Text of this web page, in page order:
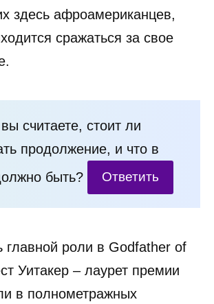
здесь афроамериканцев,
сражаться за свое
считаете, стоит ли
продолжение, и что в
быть?
Ответить
главной роли в Godfather of
Уитакер – лаурет премии
в полнометражных